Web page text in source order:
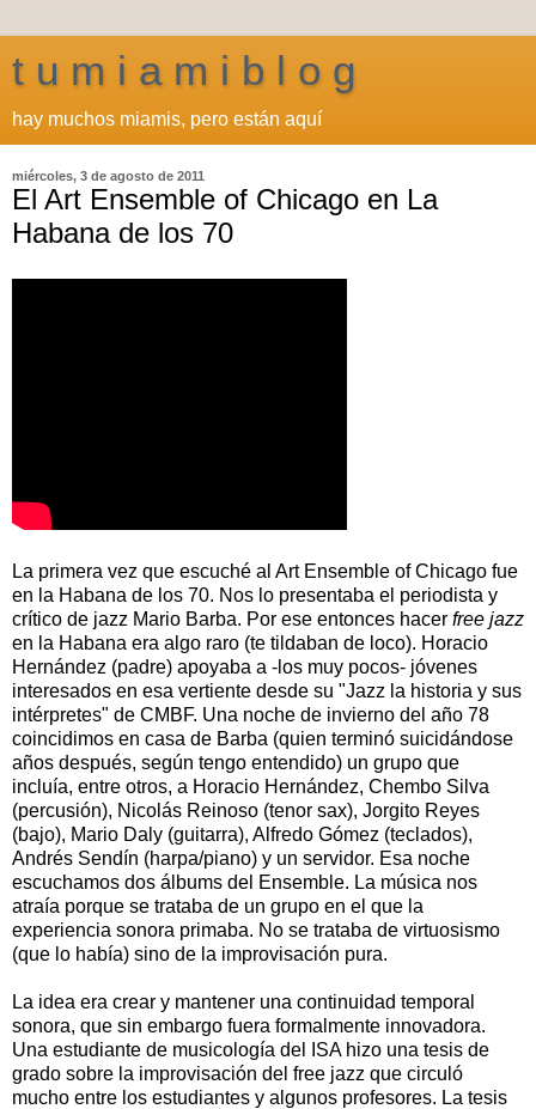
t u m i a m i b l o g
hay muchos miamis, pero están aquí
miércoles, 3 de agosto de 2011
El Art Ensemble of Chicago en La
Habana de los 70
La primera vez que escuché al Art Ensemble of Chicago fue
en la Habana de los 70. Nos lo presentaba el periodista y
crítico de jazz Mario Barba. Por ese entonces hacer free jazz
en la Habana era algo raro (te tildaban de loco). Horacio
Hernández (padre) apoyaba a -los muy pocos- jóvenes
interesados en esa vertiente desde su "Jazz la historia y sus
intérpretes" de CMBF. Una noche de invierno del año 78
coincidimos en casa de Barba (quien terminó suicidándose
años después, según tengo entendido) un grupo que
incluía, entre otros, a Horacio Hernández, Chembo Silva
(percusión), Nicolás Reinoso (tenor sax), Jorgito Reyes
(bajo), Mario Daly (guitarra), Alfredo Gómez (teclados),
Andrés Sendín (harpa/piano) y un servidor. Esa noche
escuchamos dos álbums del Ensemble. La música nos
atraía porque se trataba de un grupo en el que la
experiencia sonora primaba. No se trataba de virtuosismo
(que lo había) sino de la improvisación pura.
La idea era crear y mantener una continuidad temporal
sonora, que sin embargo fuera formalmente innovadora.
Una estudiante de musicología del ISA hizo una tesis de
grado sobre la improvisación del free jazz que circuló
mucho entre los estudiantes y algunos profesores. La tesis